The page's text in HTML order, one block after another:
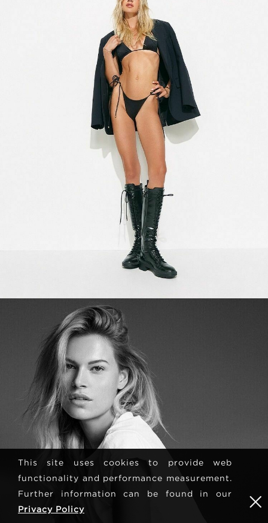
This site uses cookies to provide web
functionality and performance measurement.
Further information can be found in our
Privacy Policy